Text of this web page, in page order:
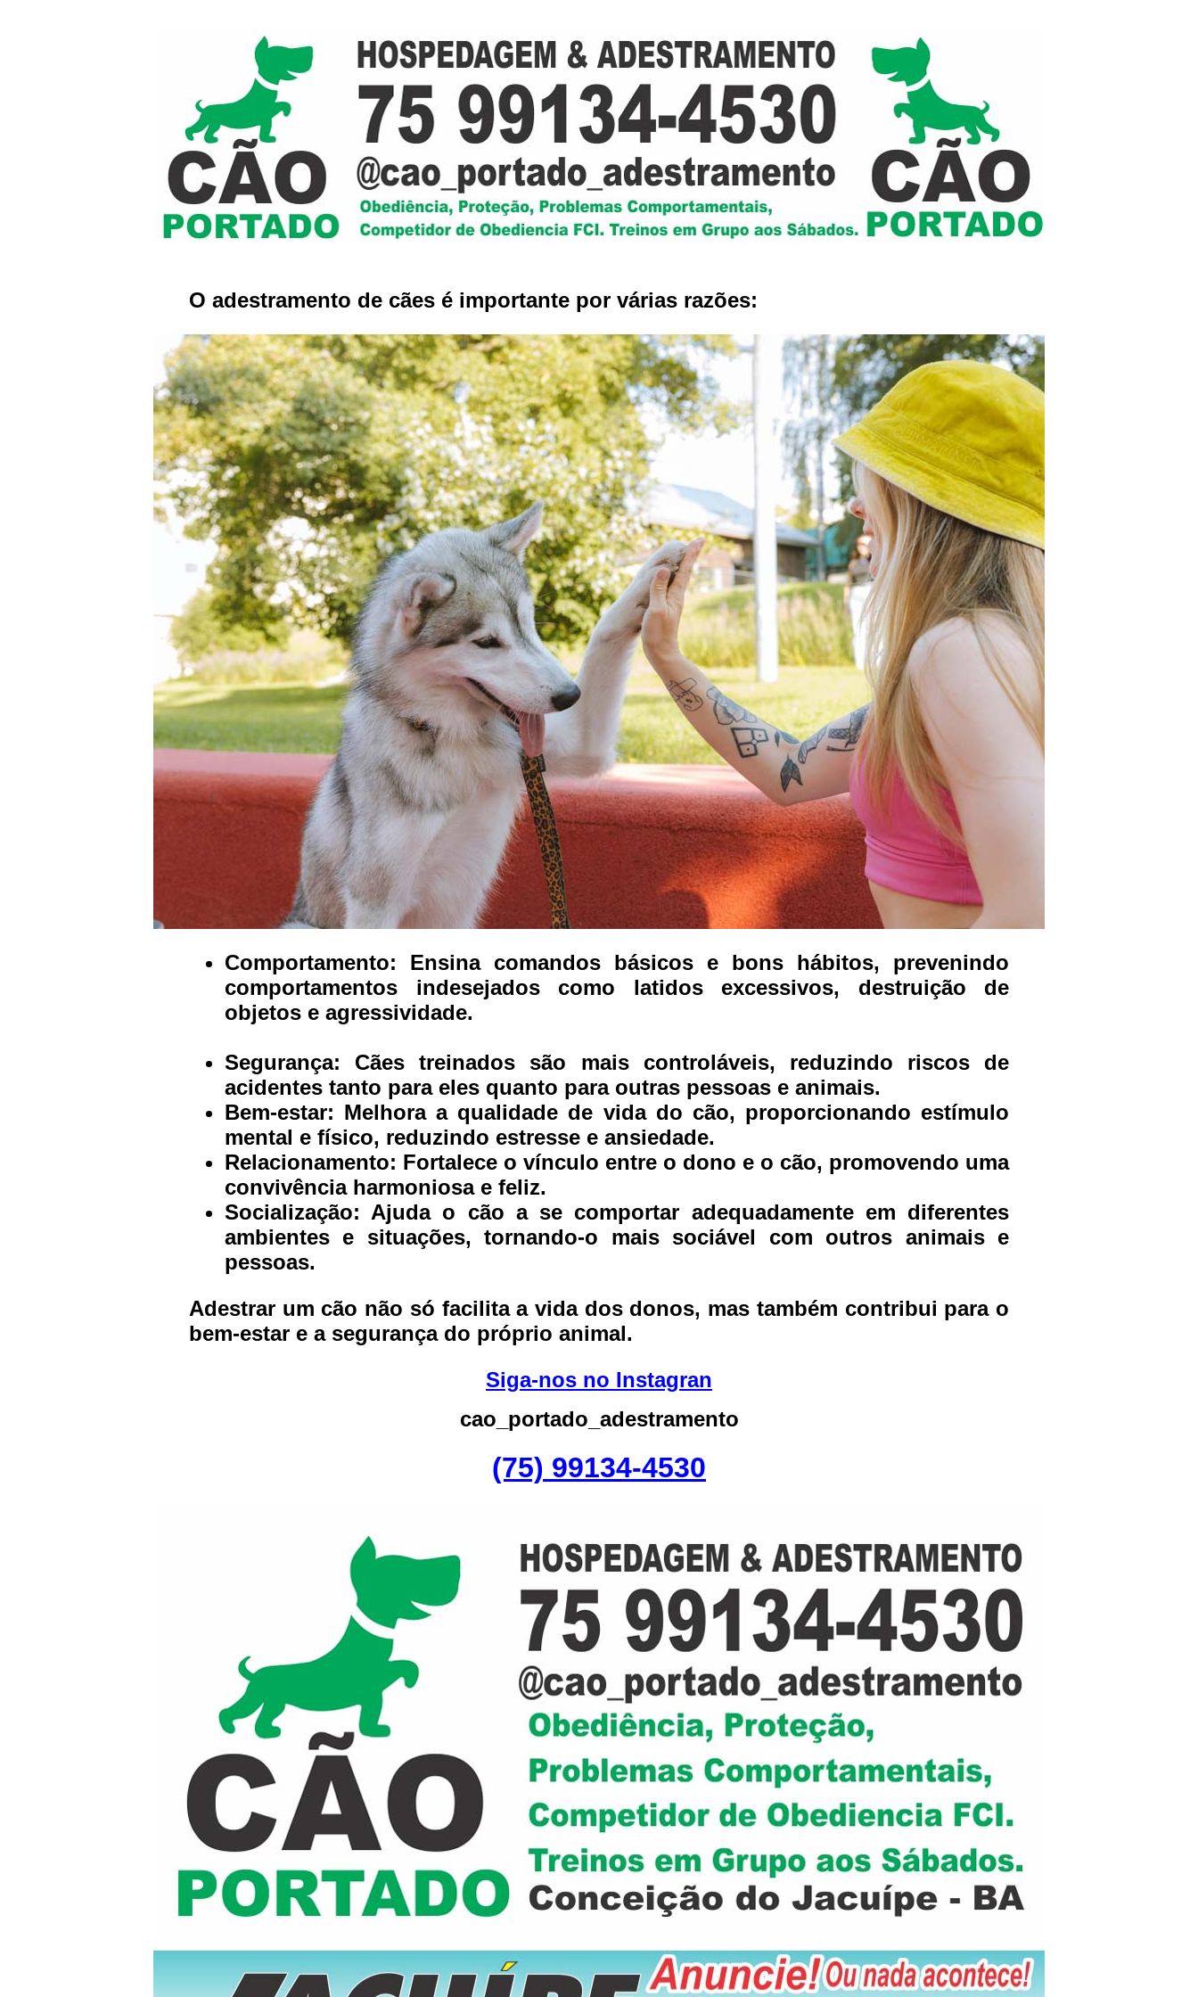
O adestramento de cães é importante por várias razões:
Comportamento: Ensina comandos básicos e bons hábitos, prevenindo
comportamentos indesejados como latidos excessivos, destruição de
objetos e agressividade.
Segurança: Cães treinados são mais controláveis, reduzindo riscos de
acidentes tanto para eles quanto para outras pessoas e animais.
Bem-estar: Melhora a qualidade de vida do cão, proporcionando estímulo
mental e físico, reduzindo estresse e ansiedade.
Relacionamento: Fortalece o vínculo entre o dono e o cão, promovendo uma
convivência harmoniosa e feliz.
Socialização: Ajuda o cão a se comportar adequadamente em diferentes
ambientes e situações, tornando-o mais sociável com outros animais e
pessoas.
Adestrar um cão não só facilita a vida dos donos, mas também contribui para o
bem-estar e a segurança do próprio animal.
Siga-nos no Instagran
cao_portado_adestramento
(75) 99134-4530